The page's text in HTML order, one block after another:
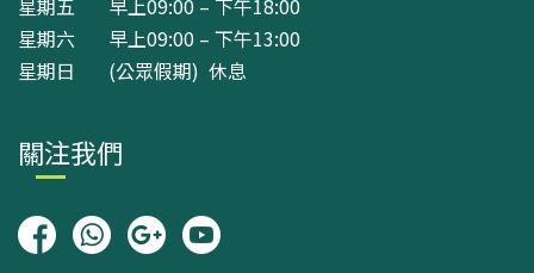
星期五 早上09:00 – 下午18:00
星期六 早上09:00 – 下午13:00
星期日 (公眾假期) 休息
關注我們